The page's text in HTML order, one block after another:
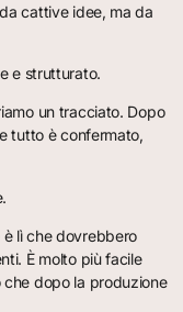
cattive idee, ma da
e strutturato.
un tracciato. Dopo
tutto è confermato,
lì che dovrebbero
È molto più facile
dopo la produzione